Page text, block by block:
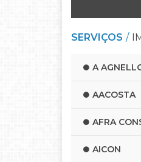
SERVIÇOS
A
AACOSTA
AFRA
AICON